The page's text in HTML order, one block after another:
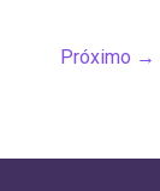
Próximo →